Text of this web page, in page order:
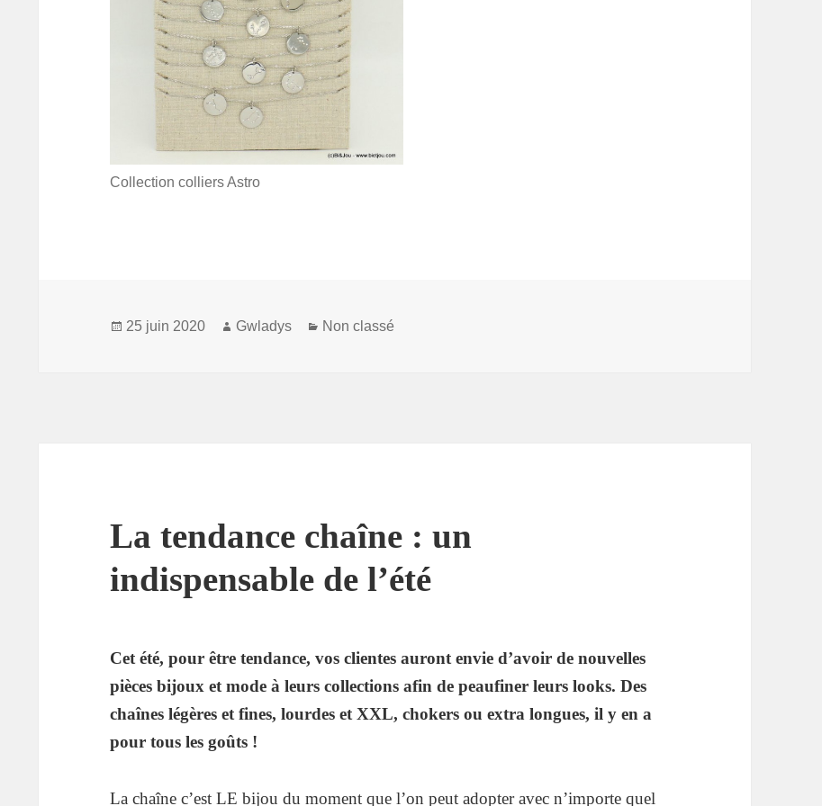
Collection colliers Astro
Publié
25 juin 2020 Auteur
Gwladys Catégories
Non classé
La tendance chaîne : un
indispensable de l’été
Cet été, pour être tendance, vos clientes auront envie d’avoir de nouvelles
pièces bijoux et mode à leurs collections afin de peaufiner leurs looks. Des
chaînes légères et fines, lourdes et XXL, chokers ou extra longues, il y en a
pour tous les goûts !
La chaîne c’est LE bijou du moment que l’on peut adopter avec n’importe quel